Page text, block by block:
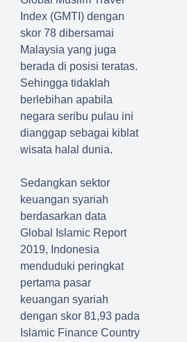
Index (GMTI) dengan
skor 78 dibersamai
Malaysia yang juga
berada di posisi teratas.
Sehingga tidaklah
berlebihan apabila
negara seribu pulau ini
dianggap sebagai kiblat
wisata halal dunia.
Sedangkan sektor
keuangan syariah
berdasarkan data
Global Islamic Report
2019, Indonesia
menduduki peringkat
pertama pasar
keuangan syariah
dengan skor 81,93 pada
Islamic Finance Country